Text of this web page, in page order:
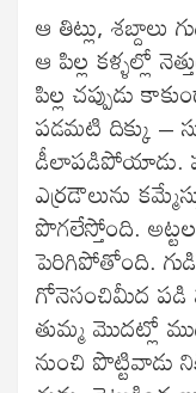
ఆ తిట్లు, శబ్దాలు
ఆ పిల్ల కళ్ళల్లో
పిల్ల చప్పుడు
పడమటి దిక్కు –
డీలాపడిపోయాడు.
ఎర్రడౌలును
పొగలేస్తోంది.
పెరిగిపోతోంది.
గోనెసంచిమీద పడి
తుమ్మ మొదట్లో
నుంచి పొట్టివాడు